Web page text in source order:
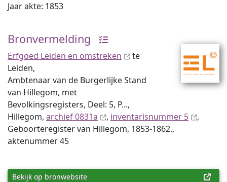
Jaar akte: 1853
Bronvermelding
Erfgoed Leiden en omstreken
te
Leiden,
Ambtenaar van de Burgerlijke Stand
van Hillegom, met
Bevolkingsregisters, Deel: 5, P...,
Hillegom, archief 0831a , inventaris­num­mer 5
,
Geboorteregister van Hillegom, 1853-1862.,
aktenummer 45
Bekijk op bronwebsite